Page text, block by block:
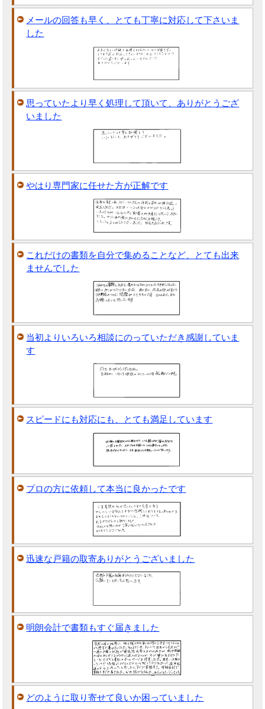
メールの回答も早く、とても丁寧に対応して下さいま
した
思っていたより早く処理して頂いて、ありがとうござ
いました
やはり専門家に任せた方が正解です
これだけの書類を自分で集めることなど、とても出来
ませんでした
当初よりいろいろ相談にのっていただき感謝していま
す
スピードにも対応にも、とても満足しています
プロの方に依頼して本当に良かったです
迅速な戸籍の取寄ありがとうございました
明朗会計で書類もすぐ届きました
どのように取り寄せて良いか困っていました